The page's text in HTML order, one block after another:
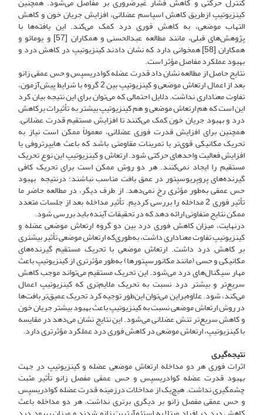
کینزیوتیپ ازطریق کاهش اسپاسم عضلانی، افزایش جریان خون و کاهش
التهاب موضعی، به کاهش فوری درد کمک می‌کند. این یافته‌ها با
پژوهش‌های قبلی، مانند مطالعه عبدالحسنی و همکاران [57] و یومائو و
همکاران [58] همخوانی دارد که نشان دادند کینزیوتیپ در کاهش درد و
بهبود عملکرد مفاصل مؤثر است.
نتایح حاصل از مطالعه نشان داد قدرت عضله کوادریسپس و حس عمقی زانو
بعد از اعمال ارتعاش موضعی و کینزیوتیپ بین 2 گروه با شرایط پیش‌آزمون،
تفاوت معناداری نداشت. دلایل احتمالی که می‌توان برای این نتیجه بیان کرد
این است که هم ارتعاش موضعی و هم کینزیوتیپ بیشتر به تأثیرات برکاهش
درد و بهبود جریان خون کمک می‌کنند تا افزایش مستقیم قدرت عضلانی.
همچنین برای افزایش قدرت فوری عضلانی، معمولاً ممکن است نیاز به
تحریک مکانیکی قوی‌تر یا تمرینات مقاومتی باشد که باعث هایپرتروفی یا
افزایش فعالیت واحدهای حرکتی شود. ارتعاش و کینزیوتیپ این نوع تحریک
مستقیم را ایجاد نمی‌کنند. هر دو روش ممکن است برای تحریک کافی
گیرنده‌های پروپریوسپتور در عمق بافت مناسب نباشند؛ درنتیجه بهبود
حس عمقی به‌طور مؤثری رخ نمی‌دهد. از طرف دیگر، در مطالعه حاضر ما
تأثیر فوری 2 مداخله را بررسی کردیم. تأثیر مداخله بعد از جلسات متعدد
ممکن نتایج متفاوتی ارائه دهد که در تحقیقات آینده باید بررسی شود.
در‌نهایت، میزان کاهش فوری درد بین دو گروه ارتعاش موضعی عضله و
کینزیوتیپ تفاوت معناداری داشت، به‌طوری‌که ارتعاش موضعی تأثیر بیشتری
بر کاهش درد داشت. ارتعاش موضعی با تحریک مستقیم گیرنده‌های
مکانیکی و حسی (مانند مکانورسپتورها) به‌طور مؤثرتری از کینزیوتیپ باعث
مهار سیگنال‌های درد می‌شود. این تحریک مستقیم می‌تواند موجب کاهش
سریع‌تر و بیشتر درد نسبت به تحریک ملایم‌تری که کینزیوتیپ اعمال
می‌کند، شود. علاوه‌بر‌این می‌توان این‌طور توجیه کرد تحریک عمیق‌تر بافت‌ها
در روش ارتعاش موضعی نسبت به کینزیوتیپ باعث بهبود بیشتر جریان خون
و کاهش سریع‌تر تنش عضلانی می‌شود. این نتایج نشان می‌دهد در مقایسه
با کینزیوتیپ، ارتعاش موضعی در کاهش فوری درد عملکرد مؤثرتری دارد.
نتیجه‌گیری
اثرات فوری هر دو مداخله ارتعاش موضعی عضله و کینزیوتیپ در جهت
بهبود قدرت عضله کوادریسپس و حس عمقی مفصل زانو تأثیر مثبت
چشمگیری نداشت. هیچ‌یک از مداخلات درزمینه قدرت عضله کوادریسپس
و حس عمقی مفصل زانو بر دیگری برتری نداشت. هر دو مداخله باعث